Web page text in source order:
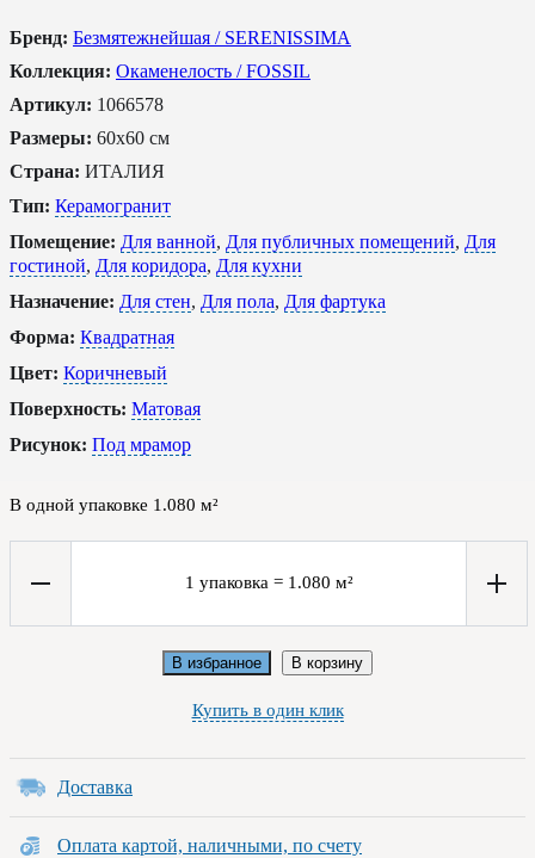
Бренд: Безмятежнейшая / SERENISSIMA
Коллекция: Окаменелость / FOSSIL
Артикул: 1066578
Размеры: 60x60 см
Страна: ИТАЛИЯ
Тип: Керамогранит
Помещение: Для ванной, Для публичных помещений, Для
гостиной, Для коридора, Для кухни
Назначение: Для стен, Для пола, Для фартука
Форма: Квадратная
Цвет: Коричневый
Поверхность: Матовая
Рисунок: Под мрамор
В одной упаковке 1.080 м²
1 упаковка = 1.080 м²
В избранное В корзину
Купить в один клик
Доставка
Оплата картой, наличными, по счету